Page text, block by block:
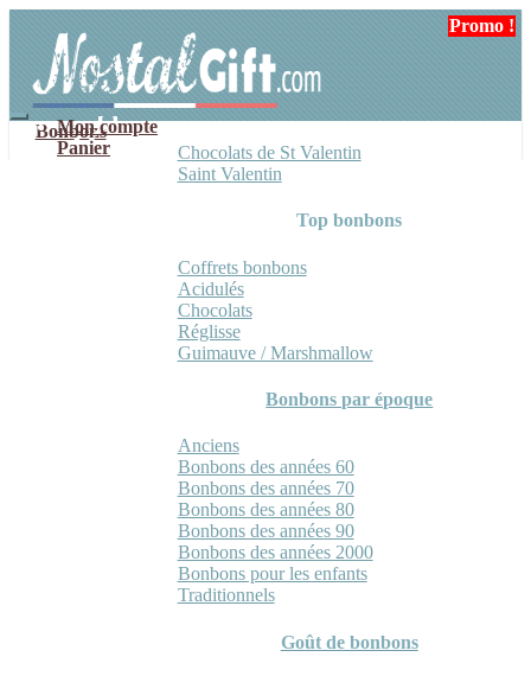
navigation
contenu
Mon compte
Panier
Bonbons
Chocolats de St Valentin
Saint Valentin
Top bonbons
Coffrets bonbons
Acidulés
Chocolats
Réglisse
Guimauve / Marshmallow
Bonbons par époque
Anciens
Bonbons des années 60
Bonbons des années 70
Bonbons des années 80
Bonbons des années 90
Bonbons des années 2000
Bonbons pour les enfants
Traditionnels
Goût de bonbons
Promo !
Promo !